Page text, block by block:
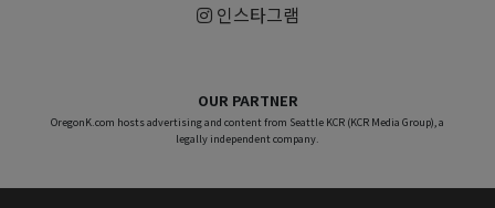
인스타그램
OUR PARTNER
OregonK.com hosts advertising and content from Seattle KCR (KCR Media Group), a
legally independent company.